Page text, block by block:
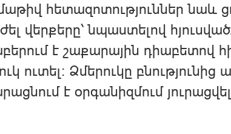
հետազոտություններ նաև
վերքերը՝ նպաստելով
է շաքարային դիաբետով
ուտել։ Ձմերուկը
է օրգանիզմում